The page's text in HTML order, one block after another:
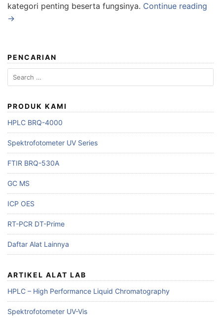
kategori penting beserta fungsinya. Continue reading
→
PENCARIAN
Search
for:
PRODUK KAMI
HPLC BRQ-4000
Spektrofotometer UV Series
FTIR BRQ-530A
GC MS
ICP OES
RT-PCR DT-Prime
Daftar Alat Lainnya
ARTIKEL ALAT LAB
HPLC – High Performance Liquid Chromatography
Spektrofotometer UV-Vis